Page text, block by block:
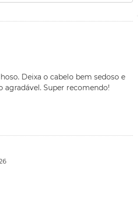
Deixa o cabelo bem sedoso e
Super recomendo!